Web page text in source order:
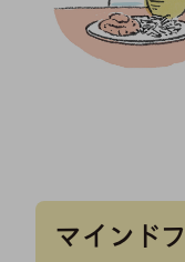
マインド